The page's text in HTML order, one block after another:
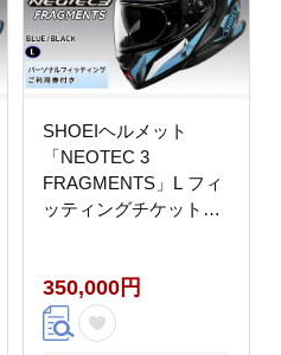
SHOEIヘルメット
「NEOTEC 3
FRAGMENTS」L フィ
ッティングチケット付
ネオテック ショウエイ
[1524]
350,000円